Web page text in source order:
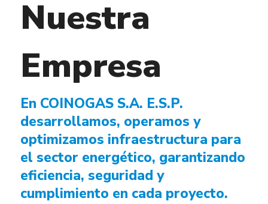
Nuestra
Empresa
En COINOGAS S.A. E.S.P.
desarrollamos, operamos y
optimizamos infraestructura para
el sector energético, garantizando
eficiencia, seguridad y
cumplimiento en cada proyecto.